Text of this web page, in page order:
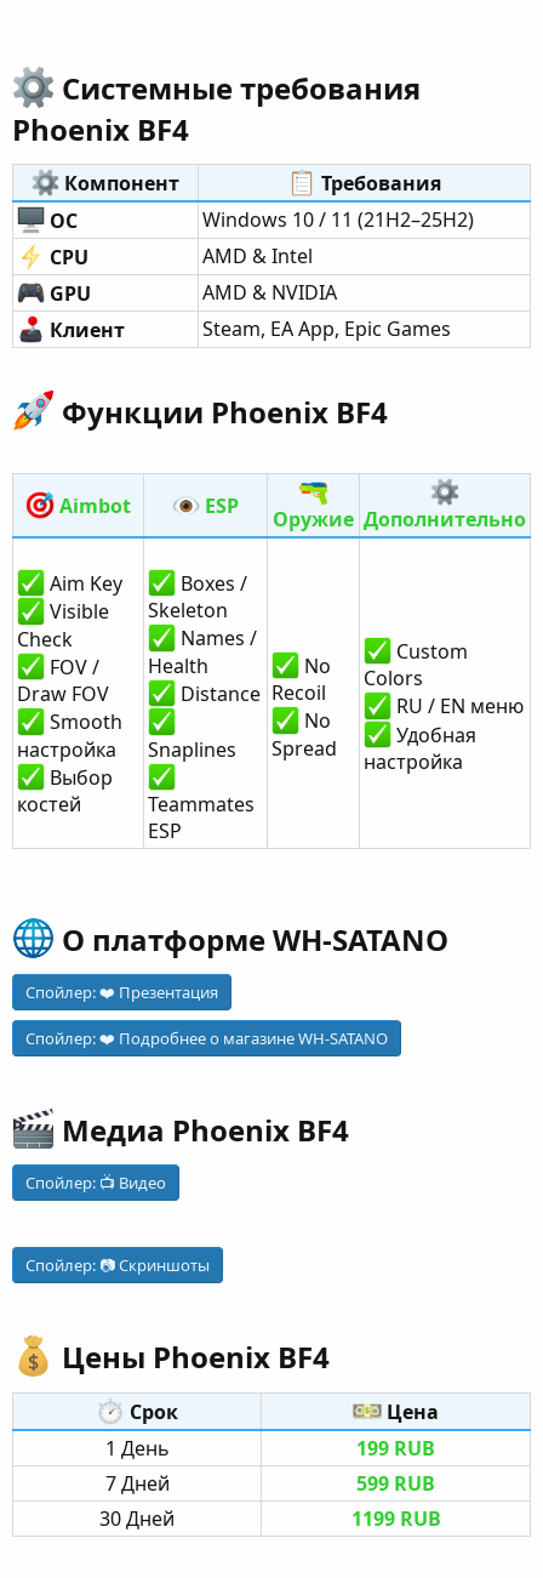
Системные требования
Phoenix BF4​
Компонент​
Требования​
ОС
Windows 10 / 11 (21H2–25H2)
CPU
AMD & Intel
GPU
AMD & NVIDIA
Клиент
Steam, EA App, Epic Games
Функции Phoenix BF4​
Aimbot ESP Оружие Дополнительно
Aim Key
Visible
Check
FOV /
Draw FOV
Smooth
настройка
Выбор
костей
Boxes /
Skeleton
Names /
Health
Distance
Snaplines
Teammates
ESP
No
Recoil
No
Spread
Custom
Colors
RU / EN меню
Удобная
настройка
О платформе WH-SATANO​
Спойлер:❤️ Презентация
Спойлер:❤️ Подробнее о магазине WH-SATANO
Медиа Phoenix BF4​
Спойлер: 📺 Видео
Спойлер: 📷 Скриншоты
Цены Phoenix BF4​
Срок​
Цена​
1 День​
199 RUB
7 Дней​
599 RUB
30 Дней​
1199 RUB